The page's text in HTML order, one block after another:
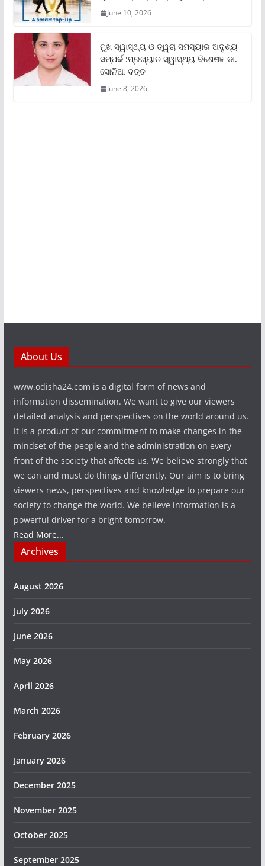
June 10, 2026
ମୁଖ ସ୍ୱାସ୍ଥ୍ୟ ଓ ତ୍ୱଚା ସମସ୍ୟାର ଅଦୃଶ୍ୟ
ସମ୍ପର୍କ :ପ୍ରଖ୍ୟାତ ସ୍ୱାସ୍ଥ୍ୟ ବିଶେଷଜ୍ଞ ଡା.
ସୋନିଆ ଦତ୍ତ
June 8, 2026
About Us
www.odisha24.com is a digital form of news and
information dissemination. We want to give our viewers
detailed analysis and perspectives on the world around us.
It is a product of our commitment to make changes in the
mindset of the people and the administration on every
front of the society that affects us. We believe strongly that
we can and must do things differently. Our aim is to bring
viewers news, perspectives and knowledge to prepare our
society to change the world. We believe information is a
powerful driver for a bright tomorrow.
Read More...
Archives
August 2026
July 2026
June 2026
May 2026
April 2026
March 2026
February 2026
January 2026
December 2025
November 2025
October 2025
September 2025